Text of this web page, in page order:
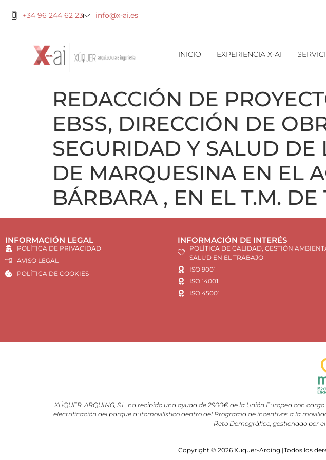
+34 96 244 62 23 info@x-ai.es
INICIO EXPERIENCIA X-AI
REDACCIÓN DE
EBSS, DIRECCIÓN DE
SEGURIDAD Y SALUD DE
DE MARQUESINA EN EL
BÁRBARA , EN EL T.M. DE
INFORMACIÓN LEGAL
POLÍTICA DE PRIVACIDAD
AVISO LEGAL
POLÍTICA DE COOKIES
INFORMACIÓN DE INTERÉS
POLÍTICA DE CALIDAD, GESTIÓN
SALUD EN EL TRABAJO
ISO 9001
ISO 14001
ISO 45001
XÚQUER, ARQUING, S.L. ha recibido una ayuda de 2900€ de la Unión Europea con
electrificación del parque automovilístico dentro del Programa de incentivos a la
Reto Demográfico, gestionado por
Copyright © 2026 Xuquer-Arqing |Todos los